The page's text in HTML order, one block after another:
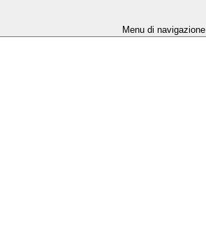
Menu di navigazione